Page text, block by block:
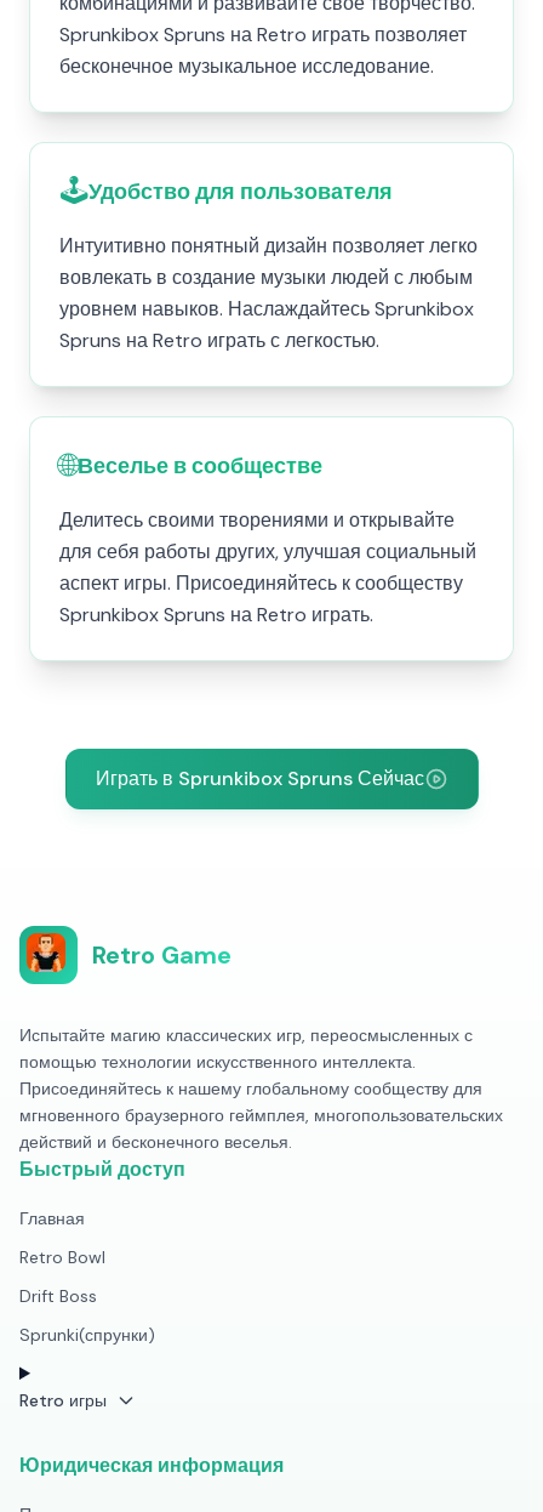
Sprunkibox Spruns на Retro играть позволяет
бесконечное музыкальное исследование.
🕹️Удобство для пользователя
Интуитивно понятный дизайн позволяет легко
вовлекать в создание музыки людей с любым
уровнем навыков. Наслаждайтесь Sprunkibox
Spruns на Retro играть с легкостью.
🌐Веселье в сообществе
Делитесь своими творениями и открывайте
для себя работы других, улучшая социальный
аспект игры. Присоединяйтесь к сообществу
Sprunkibox Spruns на Retro играть.
Играть в Sprunkibox Spruns Сейчас
Retro Game
Испытайте магию классических игр, переосмысленных с
помощью технологии искусственного интеллекта.
Присоединяйтесь к нашему глобальному сообществу для
мгновенного браузерного геймплея, многопользовательских
действий и бесконечного веселья.
Быстрый доступ
Главная
Retro Bowl
Drift Boss
Sprunki(спрунки)
Retro игры
Юридическая информация